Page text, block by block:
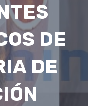
DE
DE